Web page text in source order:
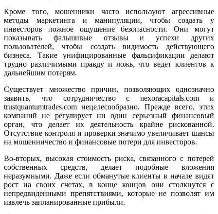
Кроме того, мошенники часто используют агрессивные
методы маркетинга и манипуляции, чтобы создать у
инвесторов ложное ощущение безопасности. Они могут
показывать фальшивые отзывы и успехи других
пользователей, чтобы создать видимость действующего
бизнеса. Такие унифицированные фальсификации делают
трудно различимыми правду и ложь, что ведет клиентов к
дальнейшим потерям.
Существует множество причин, позволяющих однозначно
заявить, что сотрудничество с nexoracapitals.com и
trustquantumtrades.com нецелесообразно. Прежде всего, этих
компаний не регулирует ни один серьезный финансовый
орган, что делает их деятельность крайне рискованной.
Отсутствие контроля и проверки значимо увеличивает шансы
на мошенничество и финансовые потери для инвесторов.
Во-вторых, высокая стоимость риска, связанного с потерей
собственных средств, делает подобные вложения
неразумными. Даже если обманутые клиенты в начале видят
рост на своих счетах, в конце концов они столкнутся с
непредвиденными препятствиями, которые не позволят им
извлечь запланированные прибыли.